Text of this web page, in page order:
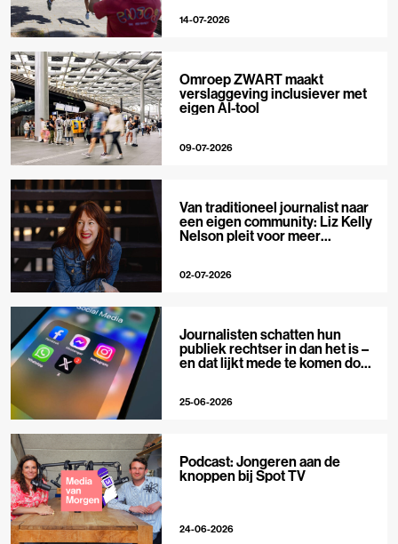
14-07-2026
Omroep ZWART maakt
verslaggeving inclusiever met
eigen AI-tool
09-07-2026
Van traditioneel journalist naar
een eigen community: Liz Kelly
Nelson pleit voor meer
02-07-2026
Journalisten schatten hun
publiek rechtser in dan het is –
en dat lijkt mede te komen door
25-06-2026
Podcast: Jongeren aan de
knoppen bij Spot TV
24-06-2026